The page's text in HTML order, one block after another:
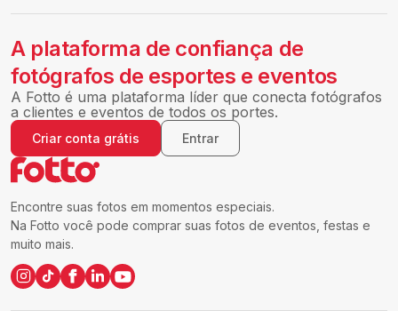
Encontre suas fotos em momentos especiais.
Na Fotto você pode comprar suas fotos de eventos, festas e
muito mais.
A plataforma de confiança de
fotógrafos de esportes e eventos
A Fotto é uma plataforma líder que conecta fotógrafos
a clientes e eventos de todos os portes.
Criar conta grátis Entrar